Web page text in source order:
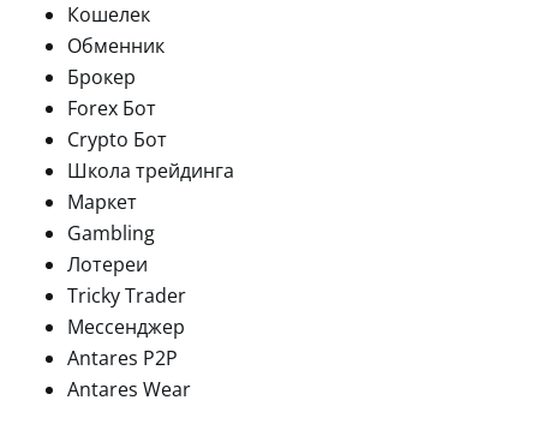
Кошелек
Обменник
Брокер
Forex Бот
Crypto Бот
Школа трейдинга
Маркет
Gambling
Лотереи
Tricky Trader
Мессенджер
Antares P2P
Antares Wear